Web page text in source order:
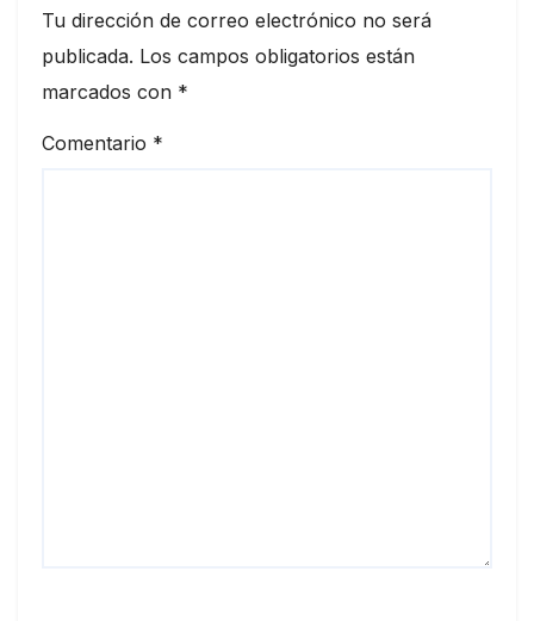
Tu dirección de correo electrónico no será
publicada. Los campos obligatorios están
marcados con *
Comentario *